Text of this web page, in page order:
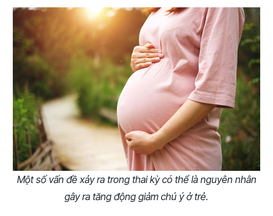
Một số vấn đề xảy ra trong thai kỳ có thể là nguyên nhân
gây ra tăng động giảm chú ý ở trẻ.